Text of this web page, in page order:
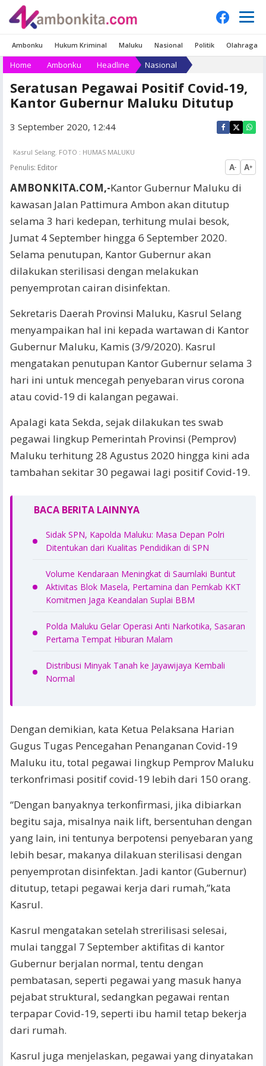
Ambonku Hukum Kriminal Maluku Nasional Politik Olahraga
Home Ambonku Headline Nasional
Seratusan Pegawai Positif Covid-19,
Kantor Gubernur Maluku Ditutup
3 September 2020, 12:44
Kasrul Selang. FOTO : HUMAS MALUKU
Penulis: Editor A- A+
AMBONKITA.COM,-Kantor Gubernur Maluku di
kawasan Jalan Pattimura Ambon akan ditutup
selama 3 hari kedepan, terhitung mulai besok,
Jumat 4 September hingga 6 September 2020.
Selama penutupan, Kantor Gubernur akan
dilakukan sterilisasi dengan melakukan
penyemprotan cairan disinfektan.
Sekretaris Daerah Provinsi Maluku, Kasrul Selang
menyampaikan hal ini kepada wartawan di Kantor
Gubernur Maluku, Kamis (3/9/2020). Kasrul
mengatakan penutupan Kantor Gubernur selama 3
hari ini untuk mencegah penyebaran virus corona
atau covid-19 di kalangan pegawai.
Apalagi kata Sekda, sejak dilakukan tes swab
pegawai lingkup Pemerintah Provinsi (Pemprov)
Maluku terhitung 28 Agustus 2020 hingga kini ada
tambahan sekitar 30 pegawai lagi positif Covid-19.
BACA BERITA LAINNYA
Sidak SPN, Kapolda Maluku: Masa Depan Polri
Ditentukan dari Kualitas Pendidikan di SPN
Volume Kendaraan Meningkat di Saumlaki Buntut
Aktivitas Blok Masela, Pertamina dan Pemkab KKT
Komitmen Jaga Keandalan Suplai BBM
Polda Maluku Gelar Operasi Anti Narkotika, Sasaran
Pertama Tempat Hiburan Malam
Distribusi Minyak Tanah ke Jayawijaya Kembali
Normal
Dengan demikian, kata Ketua Pelaksana Harian
Gugus Tugas Pencegahan Penanganan Covid-19
Maluku itu, total pegawai lingkup Pemprov Maluku
terkonfrimasi positif covid-19 lebih dari 150 orang.
“Dengan banyaknya terkonfirmasi, jika dibiarkan
begitu saja, misalnya naik lift, bersentuhan dengan
yang lain, ini tentunya berpotensi penyebaran yang
lebih besar, makanya dilakuan sterilisasi dengan
penyemprotan disinfektan. Jadi kantor (Gubernur)
ditutup, tetapi pegawai kerja dari rumah,”kata
Kasrul.
Kasrul mengatakan setelah strerilisasi selesai,
mulai tanggal 7 September aktifitas di kantor
Gubernur berjalan normal, tentu dengan
pembatasan, seperti pegawai yang masuk hanya
pejabat struktural, sedangkan pegawai rentan
terpapar Covid-19, seperti ibu hamil tetap bekerja
dari rumah.
Kasrul juga menjelaskan, pegawai yang dinyatakan